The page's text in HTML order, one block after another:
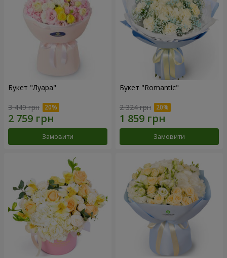
Букет "Луара"
3 449 грн
Замовити
Букет "Romantic"
2 324 грн
Замовити